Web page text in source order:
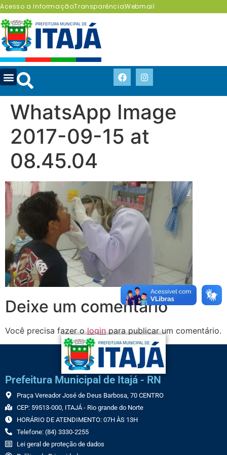
Acesso a InformaçãoTransparênciaWebmail
WhatsApp Image
2017-09-15 at
08.45.04
Deixe um comentário
Você precisa fazer ologinpara publicar um comentário.
Prefeitura Municipal de Itajá - RN
Praça Vereador José de Deus Barbosa, 70 CENTRO
CEP: 59513-000, ITAJÁ - Rio grande do Norte
HORÁRIO DE ATENDIMENTO: 07H ÀS 13H
Telefone: (84) 3330-2255
Lei geral de proteção de dados